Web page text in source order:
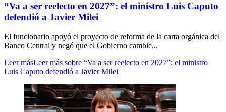
“Va a ser reelecto en 2027”: el ministro Luis Caputo
defendió a Javier Milei
El funcionario apoyó el proyecto de reforma de la carta orgánica del
Banco Central y negó que el Gobierno cambie...
Leer másLeer más sobre “Va a ser reelecto en 2027”: el ministro
Luis Caputo defendió a Javier Milei